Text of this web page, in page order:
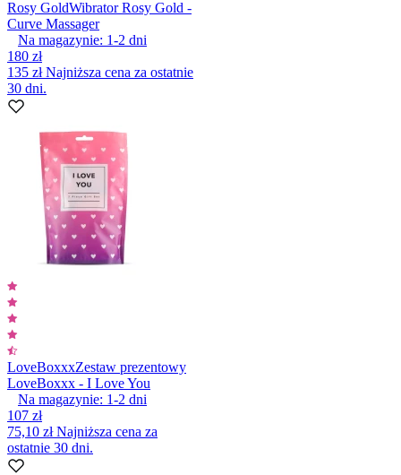
Rosy GoldWibrator Rosy Gold -
Curve Massager
Na magazynie: 1-2 dni
180 zł
135 złNajniższa cena za ostatnie
30 dni.
LoveBoxxxZestaw prezentowy
LoveBoxxx - I Love You
Na magazynie: 1-2 dni
107 zł
75,10 złNajniższa cena za
ostatnie 30 dni.